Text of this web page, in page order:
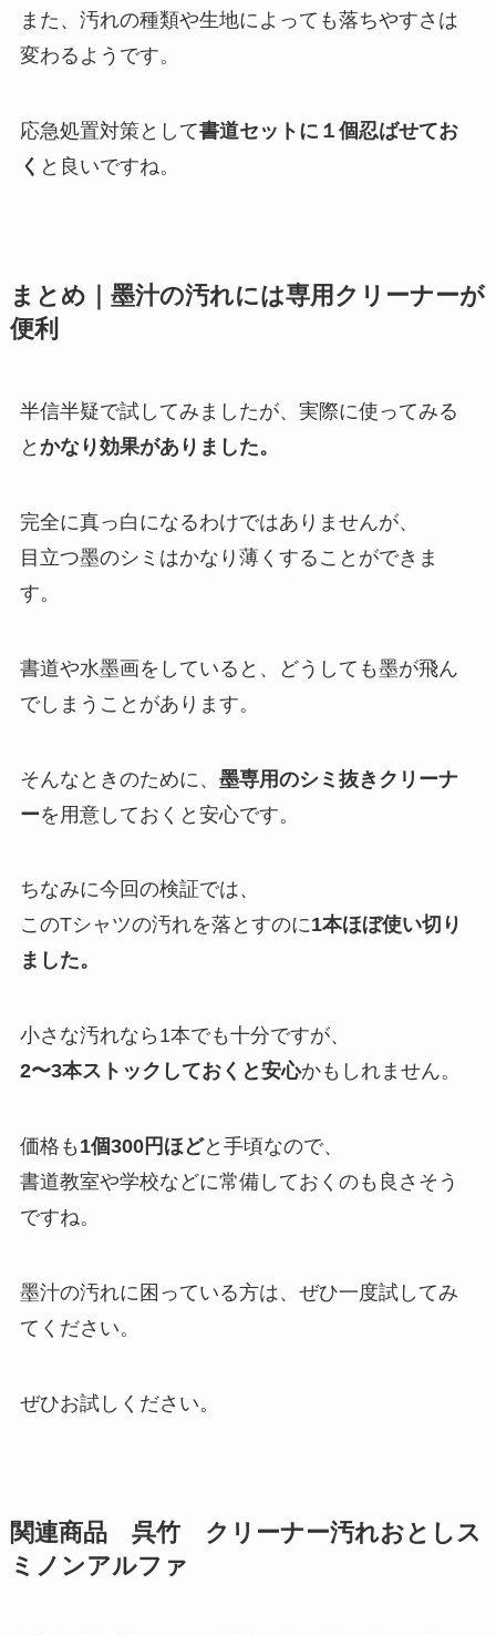
また、汚れの種類や生地によっても落ちやすさは
変わるようです。
応急処置対策として書道セットに１個忍ばせてお
く と良いですね。
まとめ｜墨汁の汚れには専用クリーナーが
便利
半信半疑で試してみましたが、実際に使ってみる
と かなり効果がありました。
完全に真っ白になるわけではありませんが、
目立つ墨のシミはかなり薄くすることができま
す。
書道や水墨画をしていると、どうしても墨が飛ん
でしまうことがあります。
そんなときのために、 墨専用のシミ抜きクリーナ
ーを用意しておくと安心です。
ちなみに今回の検証では、
このTシャツの汚れを落とすのに1本ほぼ使い切り
ました。
小さな汚れなら1本でも十分ですが、
2〜3本ストックしておくと安心かもしれません。
価格も 1個300円ほどと手頃なので、
書道教室や学校などに常備しておくのも良さそう
ですね。
墨汁の汚れに困っている方は、ぜひ一度試してみ
てください。
ぜひお試しください。
関連商品 呉竹 クリーナー汚れおとしス
ミノンアルファ